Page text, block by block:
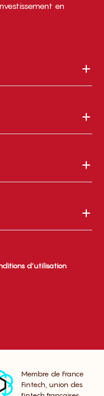
en
d’utilisation
Membre de France
Fintech, union des